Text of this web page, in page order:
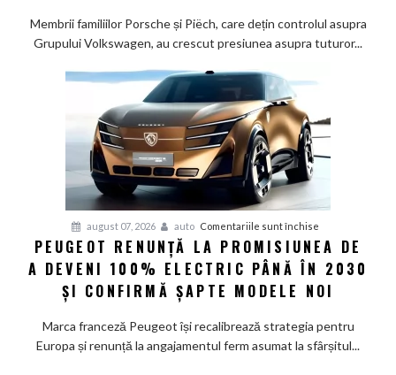
care
măsuri
rapide
de
Membrii familiilor Porsche și Piëch, care dețin controlul asupra
Grupului Volkswagen, au crescut presiunea asupra tuturor...
august 07, 2026 auto Comentariile sunt închise
Peugeot
renunță
la
de
a
PEUGEOT RENUNȚĂ LA PROMISIUNEA DE
A DEVENI 100% ELECTRIC PÂNĂ ÎN 2030
ȘI CONFIRMĂ ȘAPTE MODELE NOI
Marca franceză Peugeot își recalibrează strategia pentru
Europa și renunță la angajamentul ferm asumat la sfârșitul...